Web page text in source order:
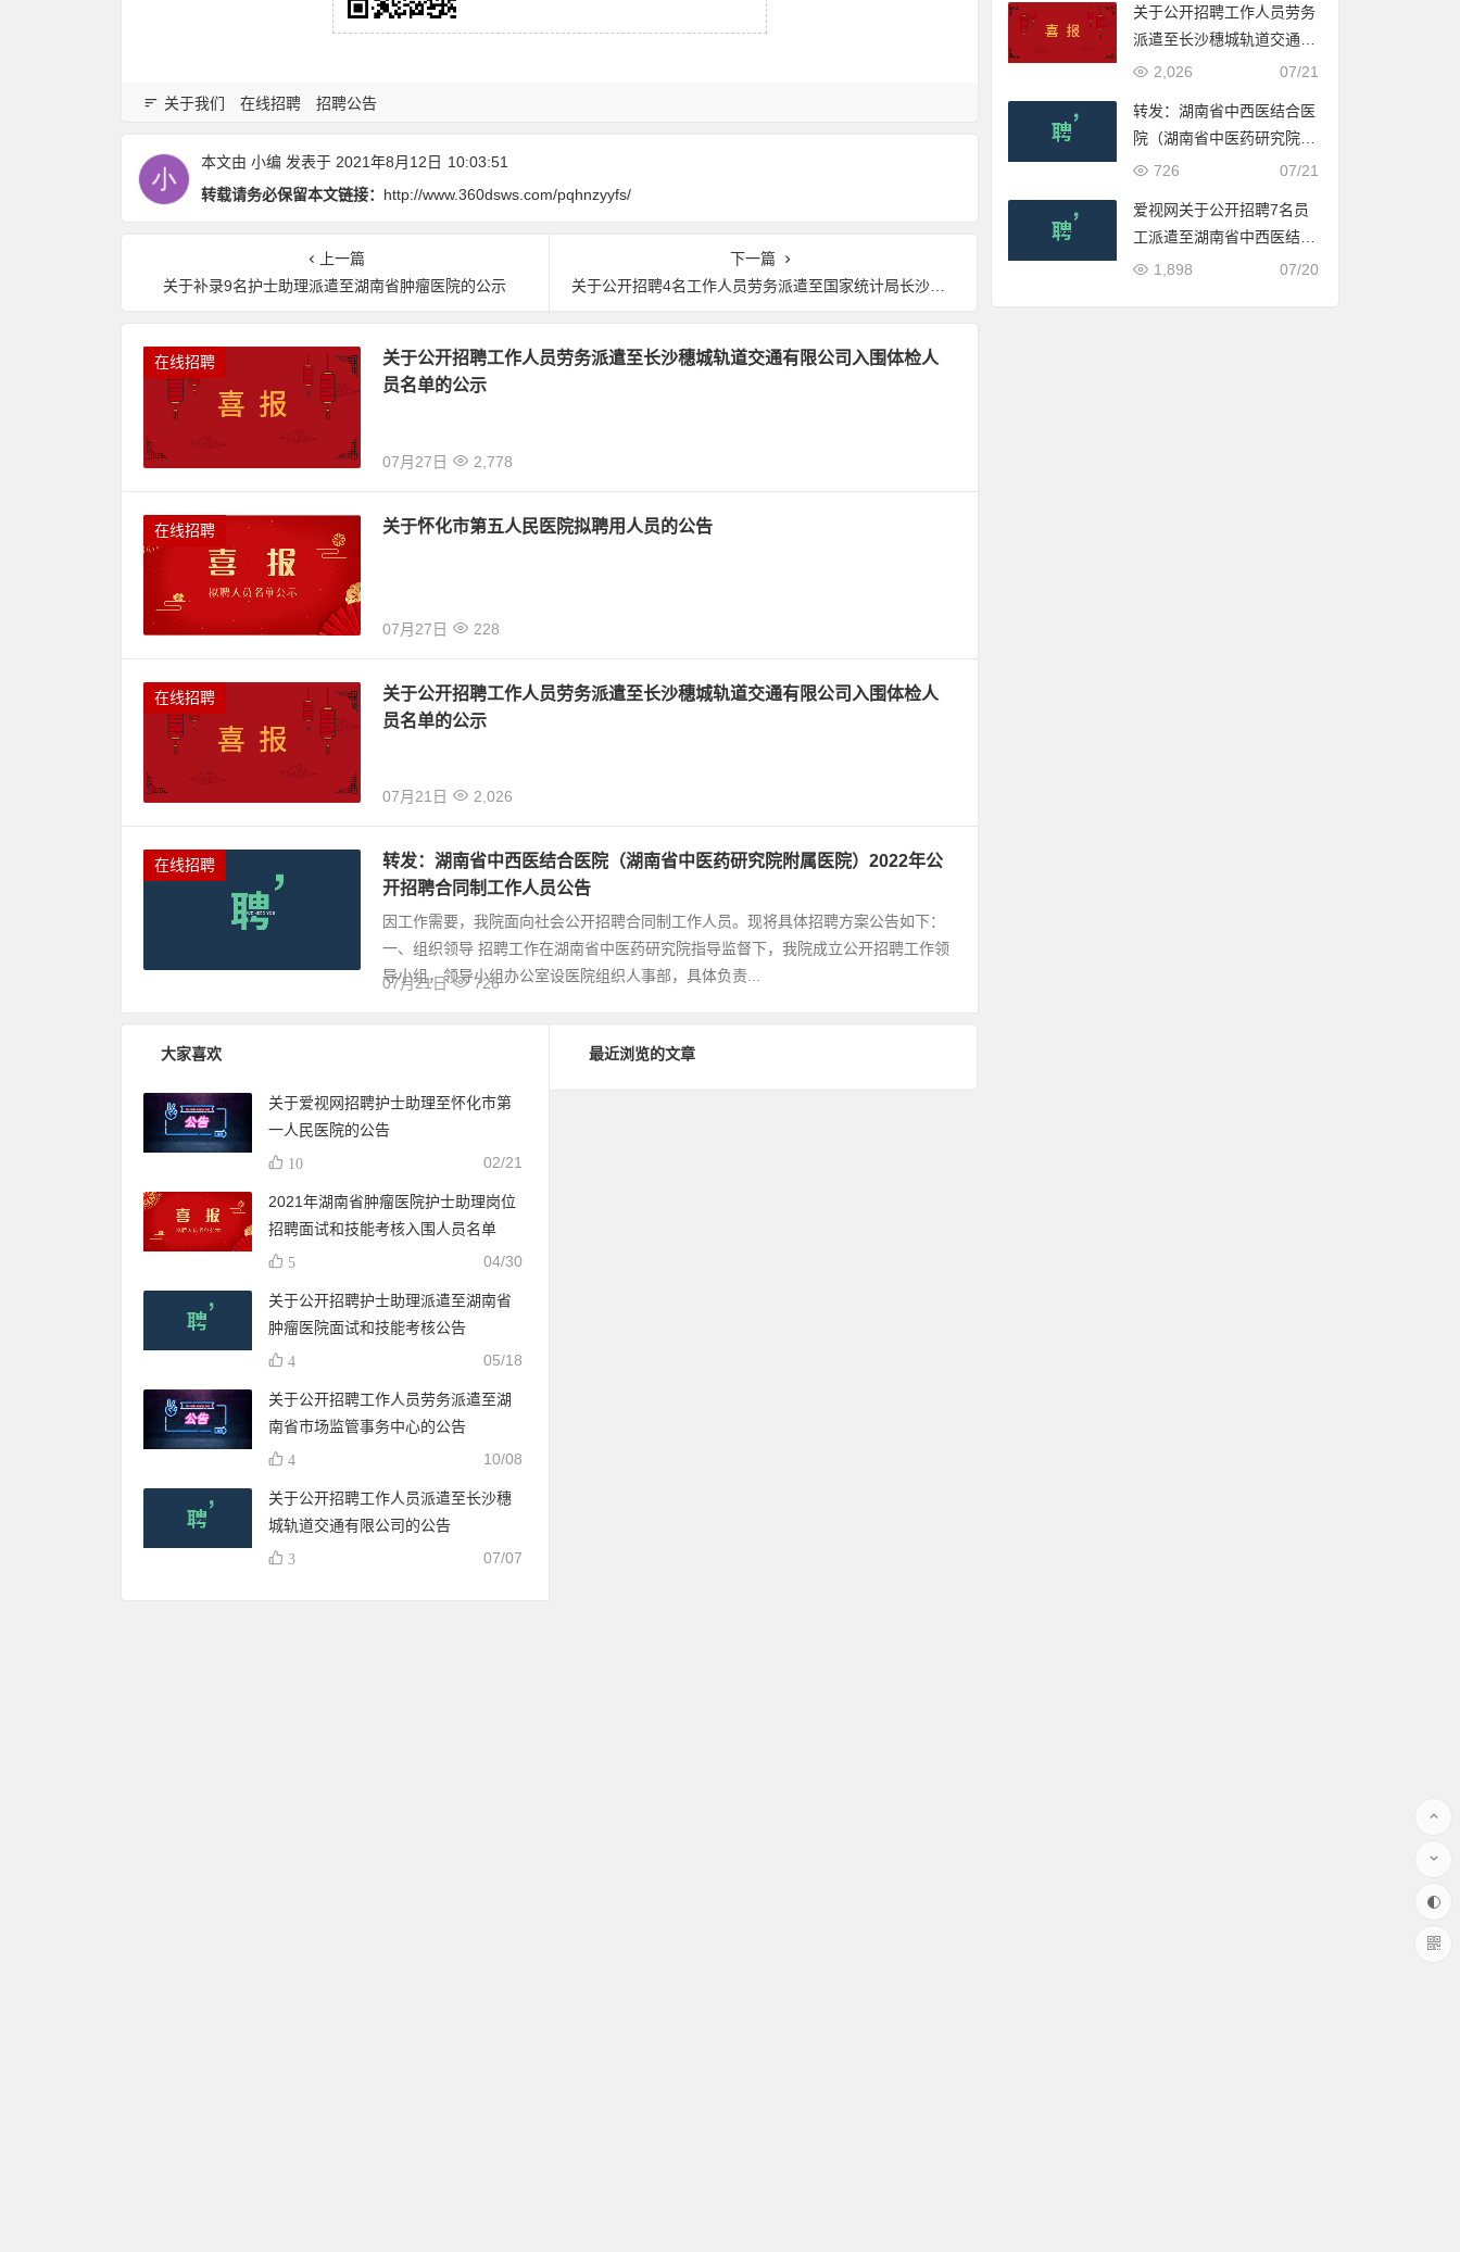
关于我们 在线招聘 招聘公告
本文由 小编 发表于 2021年8月12日 10:03:51
转载请务必保留本文链接： http://www.360dsws.com/pqhnzyyfs/
上一篇
关于补录9名护士助理派遣至湖南省肿瘤医院的公示
下一篇
关于公开招聘4名工作人员劳务派遣至国家统计局长沙调查队工作的公告
在线招聘
关于公开招聘工作人员劳务派遣至长沙穗城轨道交通有限公司入围体检人
员名单的公示
07月27日 2,778
在线招聘 关于怀化市第五人民医院拟聘用人员的公告
07月27日 228
在线招聘
关于公开招聘工作人员劳务派遣至长沙穗城轨道交通有限公司入围体检人
员名单的公示
07月21日 2,026
在线招聘
转发：湖南省中西医结合医院（湖南省中医药研究院附属医院）2022年公
开招聘合同制工作人员公告
因工作需要，我院面向社会公开招聘合同制工作人员。现将具体招聘方案公告如下：
一、组织领导 招聘工作在湖南省中医药研究院指导监督下，我院成立公开招聘工作领
导小组，领导小组办公室设医院组织人事部，具体负责...
07月21日 726
大家喜欢
关于爱视网招聘护士助理至怀化市第
一人民医院的公告
10 02/21
2021年湖南省肿瘤医院护士助理岗位
招聘面试和技能考核入围人员名单
5 04/30
关于公开招聘护士助理派遣至湖南省
肿瘤医院面试和技能考核公告
4 05/18
关于公开招聘工作人员劳务派遣至湖
南省市场监管事务中心的公告
4 10/08
关于公开招聘工作人员派遣至长沙穗
城轨道交通有限公司的公告
3 07/07
最近浏览的文章
关于公开招聘工作人员劳务
派遣至长沙穗城轨道交通有
限公司入围体检人员名单的
07/21
2,026
转发：湖南省中西医结合医
院（湖南省中医药研究院附
属医院）2022年公开招聘
07/21
726
爱视网关于公开招聘7名员
工派遣至湖南省中西医结合
医院（湖南省中医药研究院
07/20
1,898